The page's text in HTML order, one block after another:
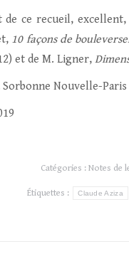
de ce recueil,
10 façons de
et de M. Ligner,
Sorbonne Nouvelle-
Catégories : Notes de
Étiquettes : Claude Aziza